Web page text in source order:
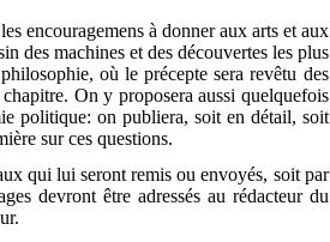
encouragemens à donner aux arts et aux
des machines et des découvertes les plus
où le précepte sera revêtu des
On y proposera aussi quelquefois
politique: on publiera, soit en détail, soit
sur ces questions.
qui lui seront remis ou envoyés, soit par
devront être adressés au rédacteur du